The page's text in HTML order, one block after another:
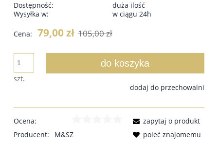
Dostępność:
duża ilość
Wysyłka w:
w ciągu 24h
Cena: 79,00 zł 105,00 zł
szt.
do koszyka
dodaj do przechowalni
Ocena:
Producent:
M&SZ
zapytaj o produkt
poleć znajomemu